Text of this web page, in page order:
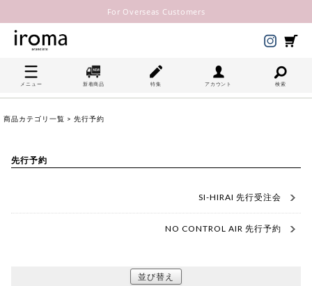
For Overseas Customers
メニュー 新着商品 特集 アカウント 検索
商品カテゴリ一覧 > 先行予約
先行予約
SI-HIRAI 先行受注会
NO CONTROL AIR 先行予約
並び替え